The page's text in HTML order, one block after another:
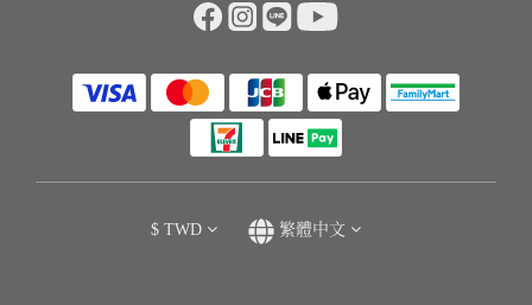
$ TWD 繁體中文